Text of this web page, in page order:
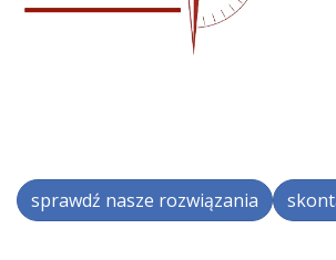
sprawdź nasze rozwiązania